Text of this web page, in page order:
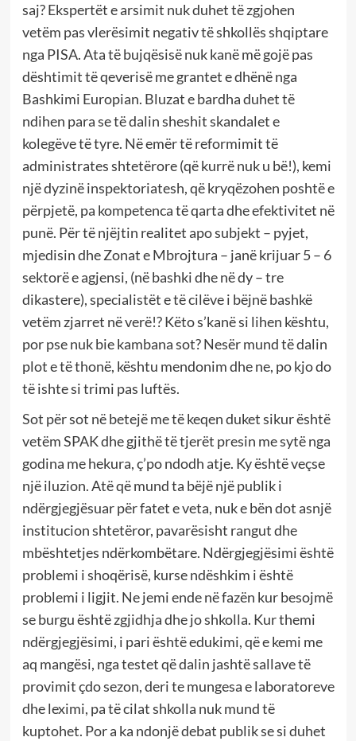
saj? Ekspertët e arsimit nuk duhet të zgjohen
vetëm pas vlerësimit negativ të shkollës shqiptare
nga PISA. Ata të bujqësisë nuk kanë më gojë pas
dështimit të qeverisë me grantet e dhënë nga
Bashkimi Europian. Bluzat e bardha duhet të
ndihen para se të dalin sheshit skandalet e
kolegëve të tyre. Në emër të reformimit të
administrates shtetërore (që kurrë nuk u bë!), kemi
një dyzinë inspektoriatesh, që kryqëzohen poshtë e
përpjetë, pa kompetenca të qarta dhe efektivitet në
punë. Për të njëjtin realitet apo subjekt – pyjet,
mjedisin dhe Zonat e Mbrojtura – janë krijuar 5 – 6
sektorë e agjensi, (në bashki dhe në dy – tre
dikastere), specialistët e të cilëve i bëjnë bashkë
vetëm zjarret në verë!? Këto s’kanë si lihen kështu,
por pse nuk bie kambana sot? Nesër mund të dalin
plot e të thonë, kështu mendonim dhe ne, po kjo do
të ishte si trimi pas luftës.
Sot për sot në betejë me të keqen duket sikur është
vetëm SPAK dhe gjithë të tjerët presin me sytë nga
godina me hekura, ç’po ndodh atje. Ky është veçse
një iluzion. Atë që mund ta bëjë një publik i
ndërgjegjësuar për fatet e veta, nuk e bën dot asnjë
institucion shtetëror, pavarësisht rangut dhe
mbështetjes ndërkombëtare. Ndërgjegjësimi është
problemi i shoqërisë, kurse ndëshkim i është
problemi i ligjit. Ne jemi ende në fazën kur besojmë
se burgu është zgjidhja dhe jo shkolla. Kur themi
ndërgjegjësimi, i pari është edukimi, që e kemi me
aq mangësi, nga testet që dalin jashtë sallave të
provimit çdo sezon, deri te mungesa e laboratoreve
dhe leximi, pa të cilat shkolla nuk mund të
kuptohet. Por a ka ndonjë debat publik se si duhet